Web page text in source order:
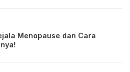
Menopause dan Cara